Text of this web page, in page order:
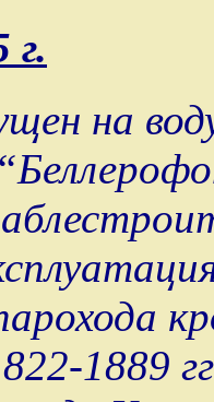
г.
на
1889